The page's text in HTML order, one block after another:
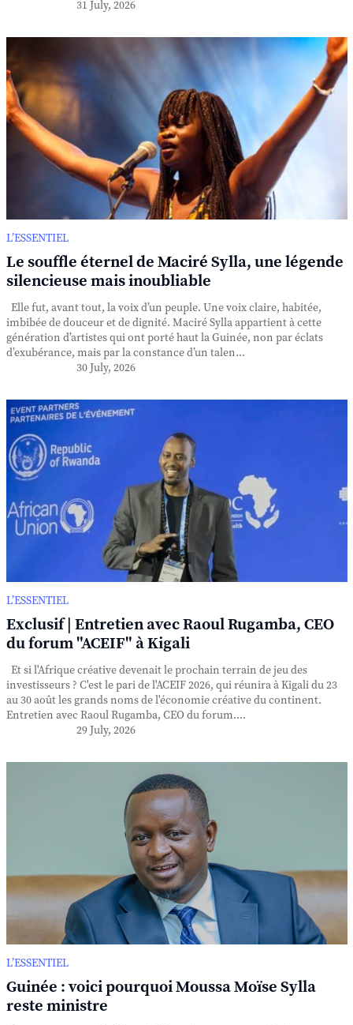
31 July, 2026
L’ESSENTIEL
Le souffle éternel de Maciré Sylla, une légende
silencieuse mais inoubliable
Elle fut, avant tout, la voix d’un peuple. Une voix claire, habitée,
imbibée de douceur et de dignité. Maciré Sylla appartient à cette
génération d’artistes qui ont porté haut la Guinée, non par éclats
d’exubérance, mais par la constance d’un talen...
30 July, 2026
L’ESSENTIEL
Exclusif | Entretien avec Raoul Rugamba, CEO
du forum "ACEIF" à Kigali
Et si l'Afrique créative devenait le prochain terrain de jeu des
investisseurs ? C'est le pari de l'ACEIF 2026, qui réunira à Kigali du 23
au 30 août les grands noms de l'économie créative du continent.
Entretien avec Raoul Rugamba, CEO du forum....
29 July, 2026
L’ESSENTIEL
Guinée : voici pourquoi Moussa Moïse Sylla
reste ministre